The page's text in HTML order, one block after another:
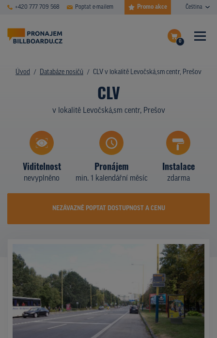
+420 777 709 568 Poptat e-mailem Promo akce Čeština
0
Dokončit poptávku
Zobrazit nosiče na mapě
ČASTÉ DOTAZY
DATABÁZE NOSIČŮ
PLOCHY V AKCI
CENY
Z PRAXE
KDO JSME
Úvod Databáze nosičů CLV v lokalitě Levočská,sm centr, Prešov
CLV
v lokalitě Levočská,sm centr, Prešov
Viditelnost
nevyplněno
Pronájem
min. 1 kalendářní měsíc
Instalace
zdarma
NEZÁVAZNĚ POPTAT DOSTUPNOST A CENU